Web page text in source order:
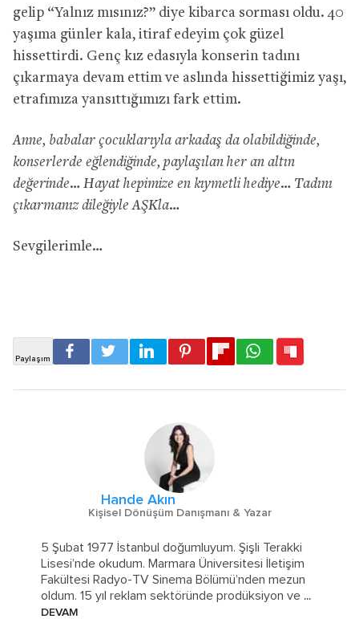
gelip “Yalnız mısınız?” diye kibarca sorması oldu. 40
yaşıma günler kala, itiraf edeyim çok güzel
hissettirdi. Genç kız edasıyla konserin tadını
çıkarmaya devam ettim ve aslında hissettiğimiz yaşı,
etrafımıza yansıttığımızı fark ettim.
Anne, babalar çocuklarıyla arkadaş da olabildiğinde,
konserlerde eğlendiğinde, paylaşılan her an altın
değerinde… Hayat hepimize en kıymetli hediye… Tadını
çıkarmanız dileğiyle AŞKla…
Sevgilerimle…
Hande Akın
Kişisel Dönüşüm Danışmanı & Yazar
5 Şubat 1977 İstanbul doğumluyum. Şişli Terakki
Lisesi’nde okudum. Marmara Üniversitesi İletişim
Fakültesi Radyo-TV Sinema Bölümü’nden mezun
oldum. 15 yıl reklam sektöründe prodüksiyon ve ...
DEVAM